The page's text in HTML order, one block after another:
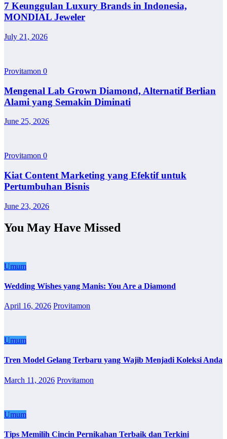
7 Keunggulan Luxury Brands in Indonesia,
MONDIAL Jeweler
July 21, 2026
Provitamon 0
Mengenal Lab Grown Diamond, Alternatif Berlian
Alami yang Semakin Diminati
June 25, 2026
Provitamon 0
Kiat Content Marketing yang Efektif untuk
Pertumbuhan Bisnis
June 23, 2026
You May Have Missed
Umum
Wedding Wishes yang Manis: You Are a Diamond
April 16, 2026 Provitamon
Umum
Tren Model Gelang Terbaru yang Wajib Menjadi Koleksi Anda
March 11, 2026 Provitamon
Umum
Tips Memilih Cincin Pernikahan Terbaik dan Terkini